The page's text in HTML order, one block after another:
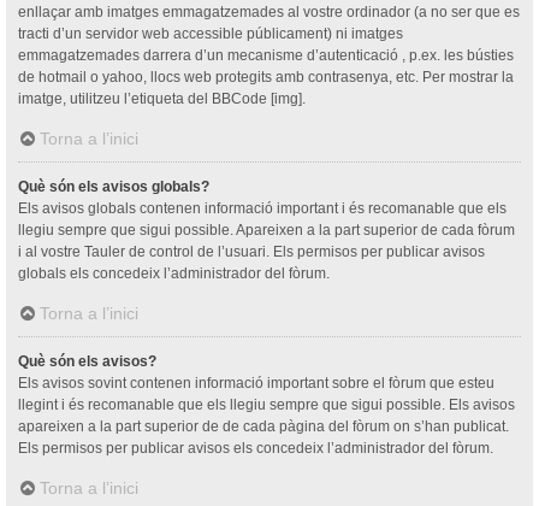
enllaçar amb imatges emmagatzemades al vostre ordinador (a no ser que es
tracti d’un servidor web accessible públicament) ni imatges
emmagatzemades darrera d’un mecanisme d’autenticació , p.ex. les bústies
de hotmail o yahoo, llocs web protegits amb contrasenya, etc. Per mostrar la
imatge, utilitzeu l’etiqueta del BBCode [img].
Torna a l’inici
Què són els avisos globals?
Els avisos globals contenen informació important i és recomanable que els
llegiu sempre que sigui possible. Apareixen a la part superior de cada fòrum
i al vostre Tauler de control de l’usuari. Els permisos per publicar avisos
globals els concedeix l’administrador del fòrum.
Torna a l’inici
Què són els avisos?
Els avisos sovint contenen informació important sobre el fòrum que esteu
llegint i és recomanable que els llegiu sempre que sigui possible. Els avisos
apareixen a la part superior de de cada pàgina del fòrum on s’han publicat.
Els permisos per publicar avisos els concedeix l’administrador del fòrum.
Torna a l’inici